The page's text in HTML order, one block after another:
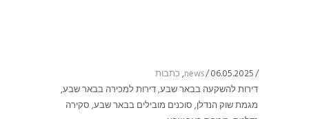
06.05.2025
news
,כתבות
דירות להשקעה בבאר שבע,דירות למכירה בבאר שבע,
מגמת שוק הנדלן,סוכנים מובילים בבאר שבע,סקירה